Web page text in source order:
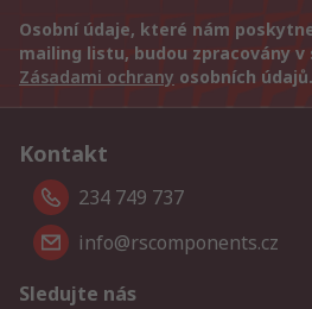
Osobní údaje, které nám
mailing listu, budou zpracovány v
Zásadami ochrany osobních údajů.
Kontakt
234 749 737
info@rscomponents.cz
Sledujte nás